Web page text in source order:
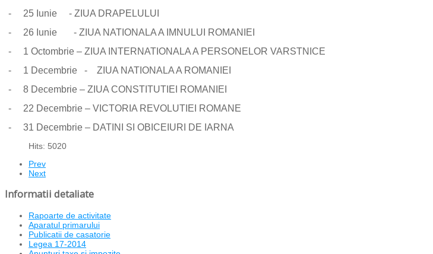
-
25 Iunie - ZIUA DRAPELULUI
-
26 Iunie - ZIUA NATIONALA A IMNULUI ROMANIEI
-
1 Octombrie – ZIUA INTERNATIONALA A PERSONELOR VARSTNICE
-
1 Decembrie - ZIUA NATIONALA A ROMANIEI
-
8 Decembrie – ZIUA CONSTITUTIEI ROMANIEI
-
22 Decembrie – VICTORIA REVOLUTIEI ROMANE
-
31 Decembrie – DATINI SI OBICEIURI DE IARNA
Hits: 5020
Prev
Next
Informatii detaliate
Rapoarte de activitate
Aparatul primarului
Publicatii de casatorie
Legea 17-2014